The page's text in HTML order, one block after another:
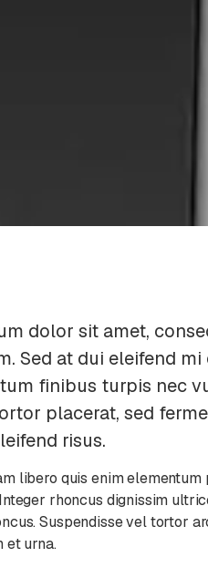
dolor sit amet,
Sed at dui eleifend
finibus turpis nec
placerat, sed
risus.
libero quis enim
rhoncus dignissim
Suspendisse vel tortor
et urna.